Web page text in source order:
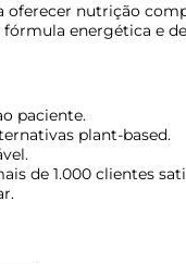
oferecer nutrição
energética e
paciente.
plant-based.
de 1.000 clientes